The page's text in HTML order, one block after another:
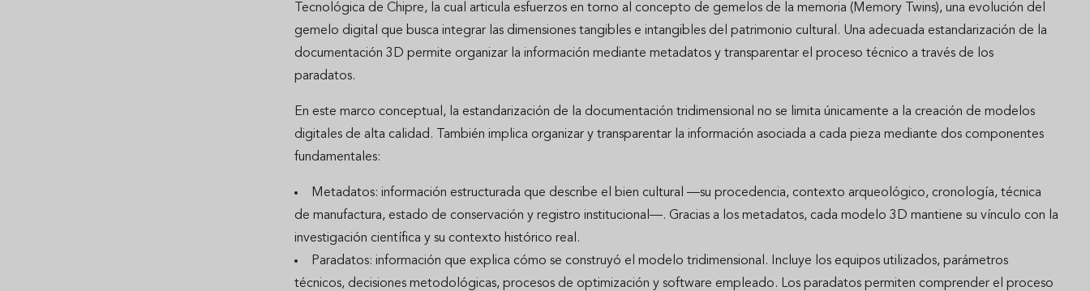
Tecnológica de Chipre, la cual articula esfuerzos en torno al concepto de gemelos de la memoria (Memory Twins), una evolución del
gemelo digital que busca integrar las dimensiones tangibles e intangibles del patrimonio cultural. Una adecuada estandarización de la
documentación 3D permite organizar la información mediante metadatos y transparentar el proceso técnico a través de los
paradatos.
En este marco conceptual, la estandarización de la documentación tridimensional no se limita únicamente a la creación de modelos
digitales de alta calidad. También implica organizar y transparentar la información asociada a cada pieza mediante dos componentes
fundamentales:
Metadatos: información estructurada que describe el bien cultural —su procedencia, contexto arqueológico, cronología, técnica
de manufactura, estado de conservación y registro institucional—. Gracias a los metadatos, cada modelo 3D mantiene su vínculo con la
investigación científica y su contexto histórico real.
Paradatos: información que explica cómo se construyó el modelo tridimensional. Incluye los equipos utilizados, parámetros
técnicos, decisiones metodológicas, procesos de optimización y software empleado. Los paradatos permiten comprender el proceso